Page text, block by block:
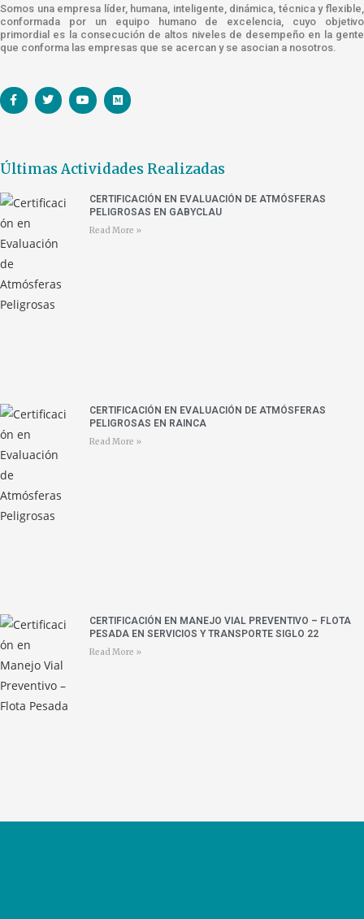
Somos una empresa líder, humana, inteligente, dinámica, técnica y flexible,
conformada por un equipo humano de excelencia, cuyo objetivo
primordial es la consecución de altos niveles de desempeño en la gente
que conforma las empresas que se acercan y se asocian a nosotros.
Últimas Actividades Realizadas
CERTIFICACIÓN EN EVALUACIÓN DE ATMÓSFERAS
PELIGROSAS EN GABYCLAU
Read More »
CERTIFICACIÓN EN EVALUACIÓN DE ATMÓSFERAS
PELIGROSAS EN RAINCA
Read More »
CERTIFICACIÓN EN MANEJO VIAL PREVENTIVO – FLOTA
PESADA EN SERVICIOS Y TRANSPORTE SIGLO 22
Read More »